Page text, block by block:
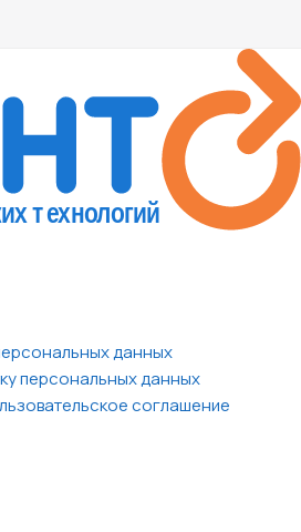
данных
персональных данных
соглашение